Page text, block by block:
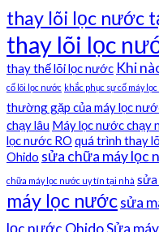
thay lõi lọc nước
thay lõi lọc
thay thế lõi lọc nước Khi
cố lõi lọc nước khắc phục sự cố máy
thường gặp của máy lọc
chạy lâu Máy lọc nước chạy
lọc nước RO quá trình thay
Ohido sửa chữa máy lọc
chữa máy lọc nước uy tín tại nhà
máy lọc nướcsửa
lọc nước OhidoSửa